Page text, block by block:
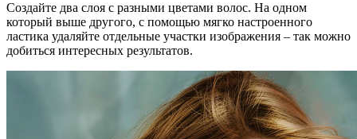
Создайте два слоя с разными цветами волос. На одном
который выше другого, с помощью мягко настроенного
ластика удаляйте отдельные участки изображения – так можно
добиться интересных результатов.